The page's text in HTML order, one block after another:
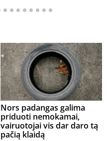
Nors padangas galima
priduoti nemokamai,
vairuotojai vis dar daro tą
pačią klaidą